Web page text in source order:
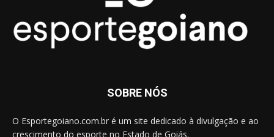
SOBRE NÓS
O Esportegoiano.com.br é um site dedicado à divulgação e ao
crescimento do esporte no Estado de Goiás.